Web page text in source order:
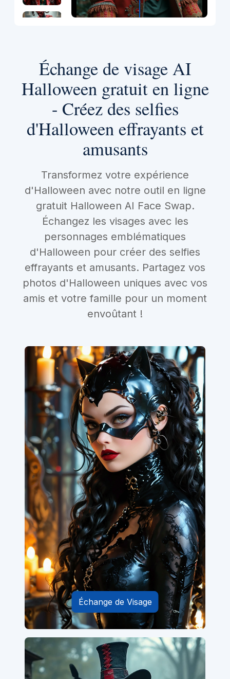
Échange de visage AI
Halloween gratuit en ligne
- Créez des selfies
d'Halloween effrayants et
amusants
Transformez votre expérience
d'Halloween avec notre outil en ligne
gratuit Halloween AI Face Swap.
Échangez les visages avec les
personnages emblématiques
d'Halloween pour créer des selfies
effrayants et amusants. Partagez vos
photos d'Halloween uniques avec vos
amis et votre famille pour un moment
envoûtant !
Échange de Visage